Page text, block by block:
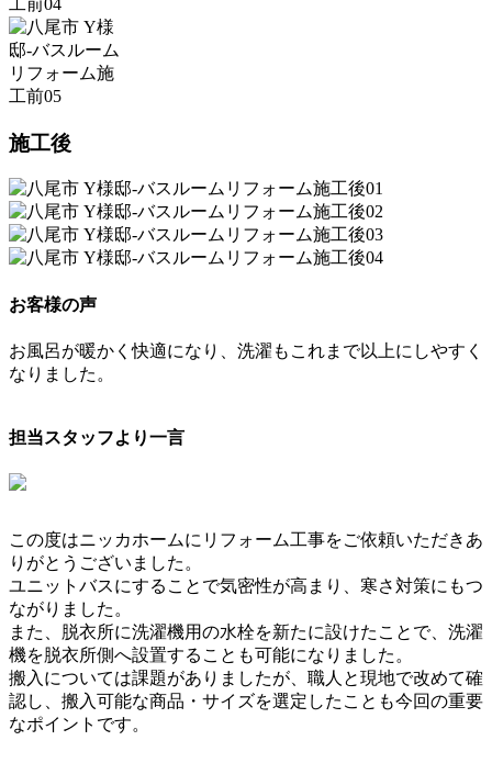
施工後
お客様の声
お風呂が暖かく快適になり、洗濯もこれまで以上にしやすく
なりました。
担当スタッフより一言
この度はニッカホームにリフォーム工事をご依頼いただきあ
りがとうございました。
ユニットバスにすることで気密性が高まり、寒さ対策にもつ
ながりました。
また、脱衣所に洗濯機用の水栓を新たに設けたことで、洗濯
機を脱衣所側へ設置することも可能になりました。
搬入については課題がありましたが、職人と現地で改めて確
認し、搬入可能な商品・サイズを選定したことも今回の重要
なポイントです。